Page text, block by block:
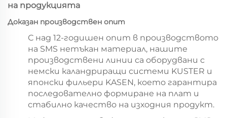
на продукцията
Доказан производствен опит
С над 12-годишен опит в производството
на SMS нетъкан материал, нашите
производствени линии са оборудвани с
немски каландриращи системи KUSTER и
японски фильери KASEN, което гарантира
последователно формиране на плат и
стабилно качество на изходния продукт.